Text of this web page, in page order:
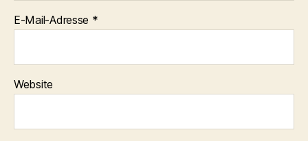
E-Mail-Adresse *
Website